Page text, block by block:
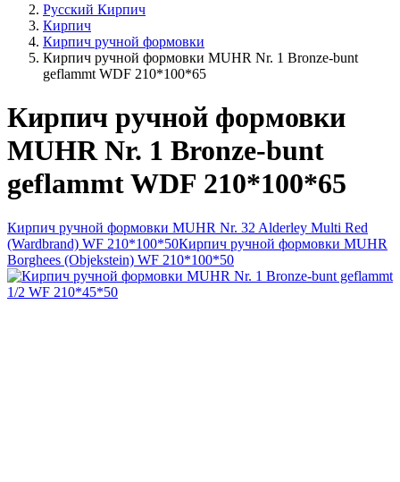
Русский Кирпич
Кирпич
Кирпич ручной формовки
Кирпич ручной формовки MUHR Nr. 1 Bronze-bunt
geflammt WDF 210*100*65
Кирпич ручной формовки
MUHR Nr. 1 Bronze-bunt
geflammt WDF 210*100*65
Кирпич ручной формовки MUHR Nr. 32 Alderley Multi Red
(Wardbrand) WF 210*100*50Кирпич ручной формовки MUHR
Borghees (Objekstein) WF 210*100*50